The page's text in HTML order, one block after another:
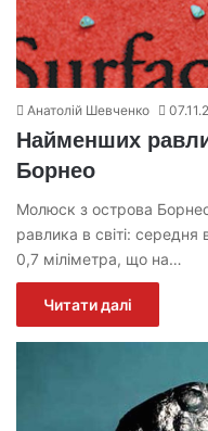
Анатолій Шевченко
Найменших
Борнео
Молюск з острова
равлика в світі: середня
0,7 міліметра, що на…
Читати далі